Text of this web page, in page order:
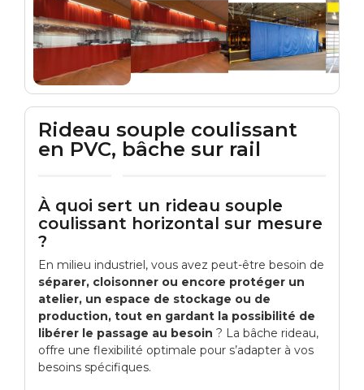
Rideau souple coulissant
en PVC, bâche sur rail
À quoi sert un rideau souple
coulissant horizontal sur mesure
?
En milieu industriel, vous avez peut-être besoin de
séparer, cloisonner ou encore protéger un
atelier, un espace de stockage ou de
production, tout en gardant la possibilité de
libérer le passage au besoin ? La bâche rideau,
offre une flexibilité optimale pour s’adapter à vos
besoins spécifiques.